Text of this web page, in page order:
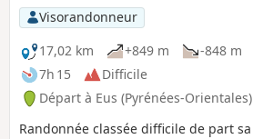
Visorandonneur
17,02 km
+849 m
-848 m
7h 15
Difficile
Départ à Eus (Pyrénées-Orientales)
Randonnée classée difficile de part sa